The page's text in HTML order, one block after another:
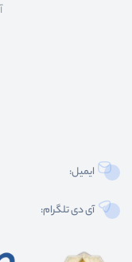
ایمیل:
آی دی تلگرام: